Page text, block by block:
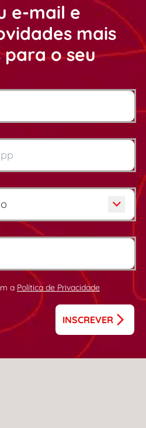
e-mail e
mais
o seu
a Política de Privacidade
INSCREVER